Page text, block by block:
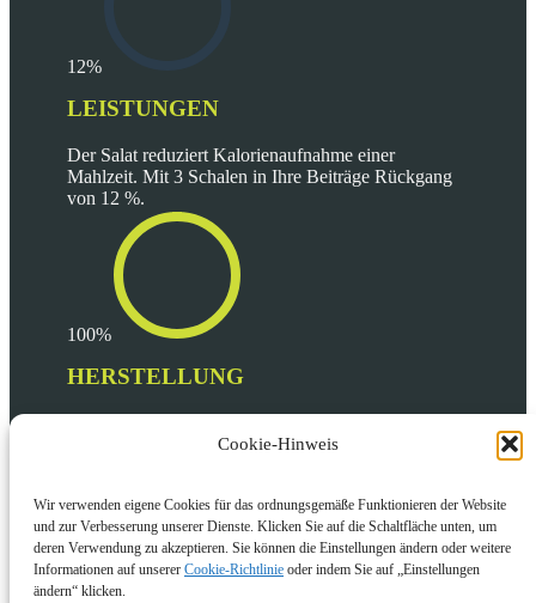
Cookie-Hinweis
Wir verwenden eigene Cookies für das ordnungsgemäße Funktionieren der Website
und zur Verbesserung unserer Dienste. Klicken Sie auf die Schaltfläche unten, um
deren Verwendung zu akzeptieren. Sie können die Einstellungen ändern oder weitere
Informationen auf unserer Cookie-Richtlinie oder indem Sie auf „Einstellungen
ändern“ klicken.
12%
LEISTUNGEN
Der Salat reduziert Kalorienaufnahme einer
Mahlzeit. Mit 3 Schalen in Ihre Beiträge Rückgang
von 12 %.
100%
HERSTELLUNG
eine umwelt produziert.